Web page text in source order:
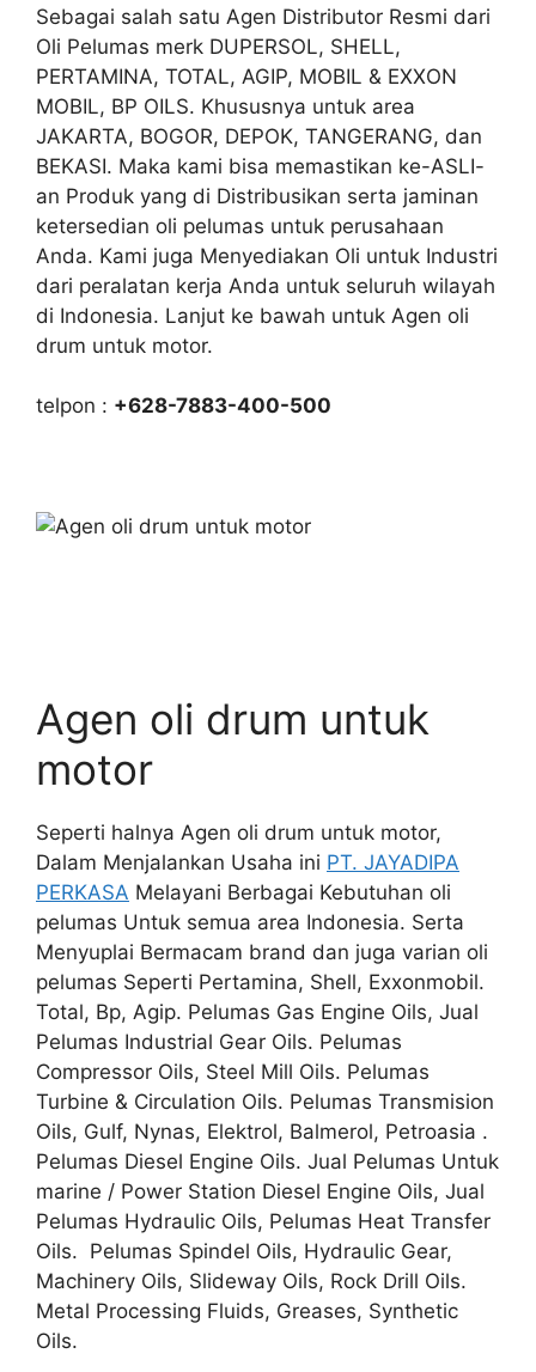
Sebagai salah satu Agen Distributor Resmi dari
Oli Pelumas merk DUPERSOL, SHELL,
PERTAMINA, TOTAL, AGIP, MOBIL & EXXON
MOBIL, BP OILS. Khususnya untuk area
JAKARTA, BOGOR, DEPOK, TANGERANG, dan
BEKASI. Maka kami bisa memastikan ke-ASLI-
an Produk yang di Distribusikan serta jaminan
ketersedian oli pelumas untuk perusahaan
Anda. Kami juga Menyediakan Oli untuk Industri
dari peralatan kerja Anda untuk seluruh wilayah
di Indonesia. Lanjut ke bawah untuk Agen oli
drum untuk motor.
telpon : +628-7883-400-500
Agen oli drum untuk
motor
Seperti halnya Agen oli drum untuk motor,
Dalam Menjalankan Usaha ini PT. JAYADIPA
PERKASA Melayani Berbagai Kebutuhan oli
pelumas Untuk semua area Indonesia. Serta
Menyuplai Bermacam brand dan juga varian oli
pelumas Seperti Pertamina, Shell, Exxonmobil.
Total, Bp, Agip. Pelumas Gas Engine Oils, Jual
Pelumas Industrial Gear Oils. Pelumas
Compressor Oils, Steel Mill Oils. Pelumas
Turbine & Circulation Oils. Pelumas Transmision
Oils, Gulf, Nynas, Elektrol, Balmerol, Petroasia .
Pelumas Diesel Engine Oils. Jual Pelumas Untuk
marine / Power Station Diesel Engine Oils, Jual
Pelumas Hydraulic Oils, Pelumas Heat Transfer
Oils. Pelumas Spindel Oils, Hydraulic Gear,
Machinery Oils, Slideway Oils, Rock Drill Oils.
Metal Processing Fluids, Greases, Synthetic
Oils.